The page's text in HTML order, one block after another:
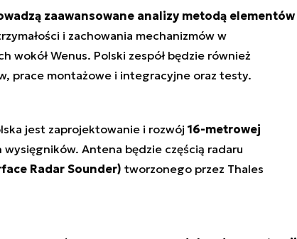
zaawansowane analizy metodą elementów
i zachowania mechanizmów w
wokół Wenus. Polski zespół będzie również
prace montażowe i integracyjne oraz testy.
jest zaprojektowanie i rozwój 16-metrowej
wysięgników. Antena będzie częścią radaru
Radar Sounder) tworzonego przez Thales